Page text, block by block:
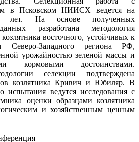
в Псковском НИИСХ ведется на
лет. На основе полученных
разработана методология
восточного, устойчивых к
Северо-Западного региона РФ,
урожайностью зеленой массы и
кормовыми достоинствами.
селекции подтверждена
козлятника Кривич и Юбиляр. В
испытания ведутся исследования с
оценки образцами козлятника
и хозяйственным ценным